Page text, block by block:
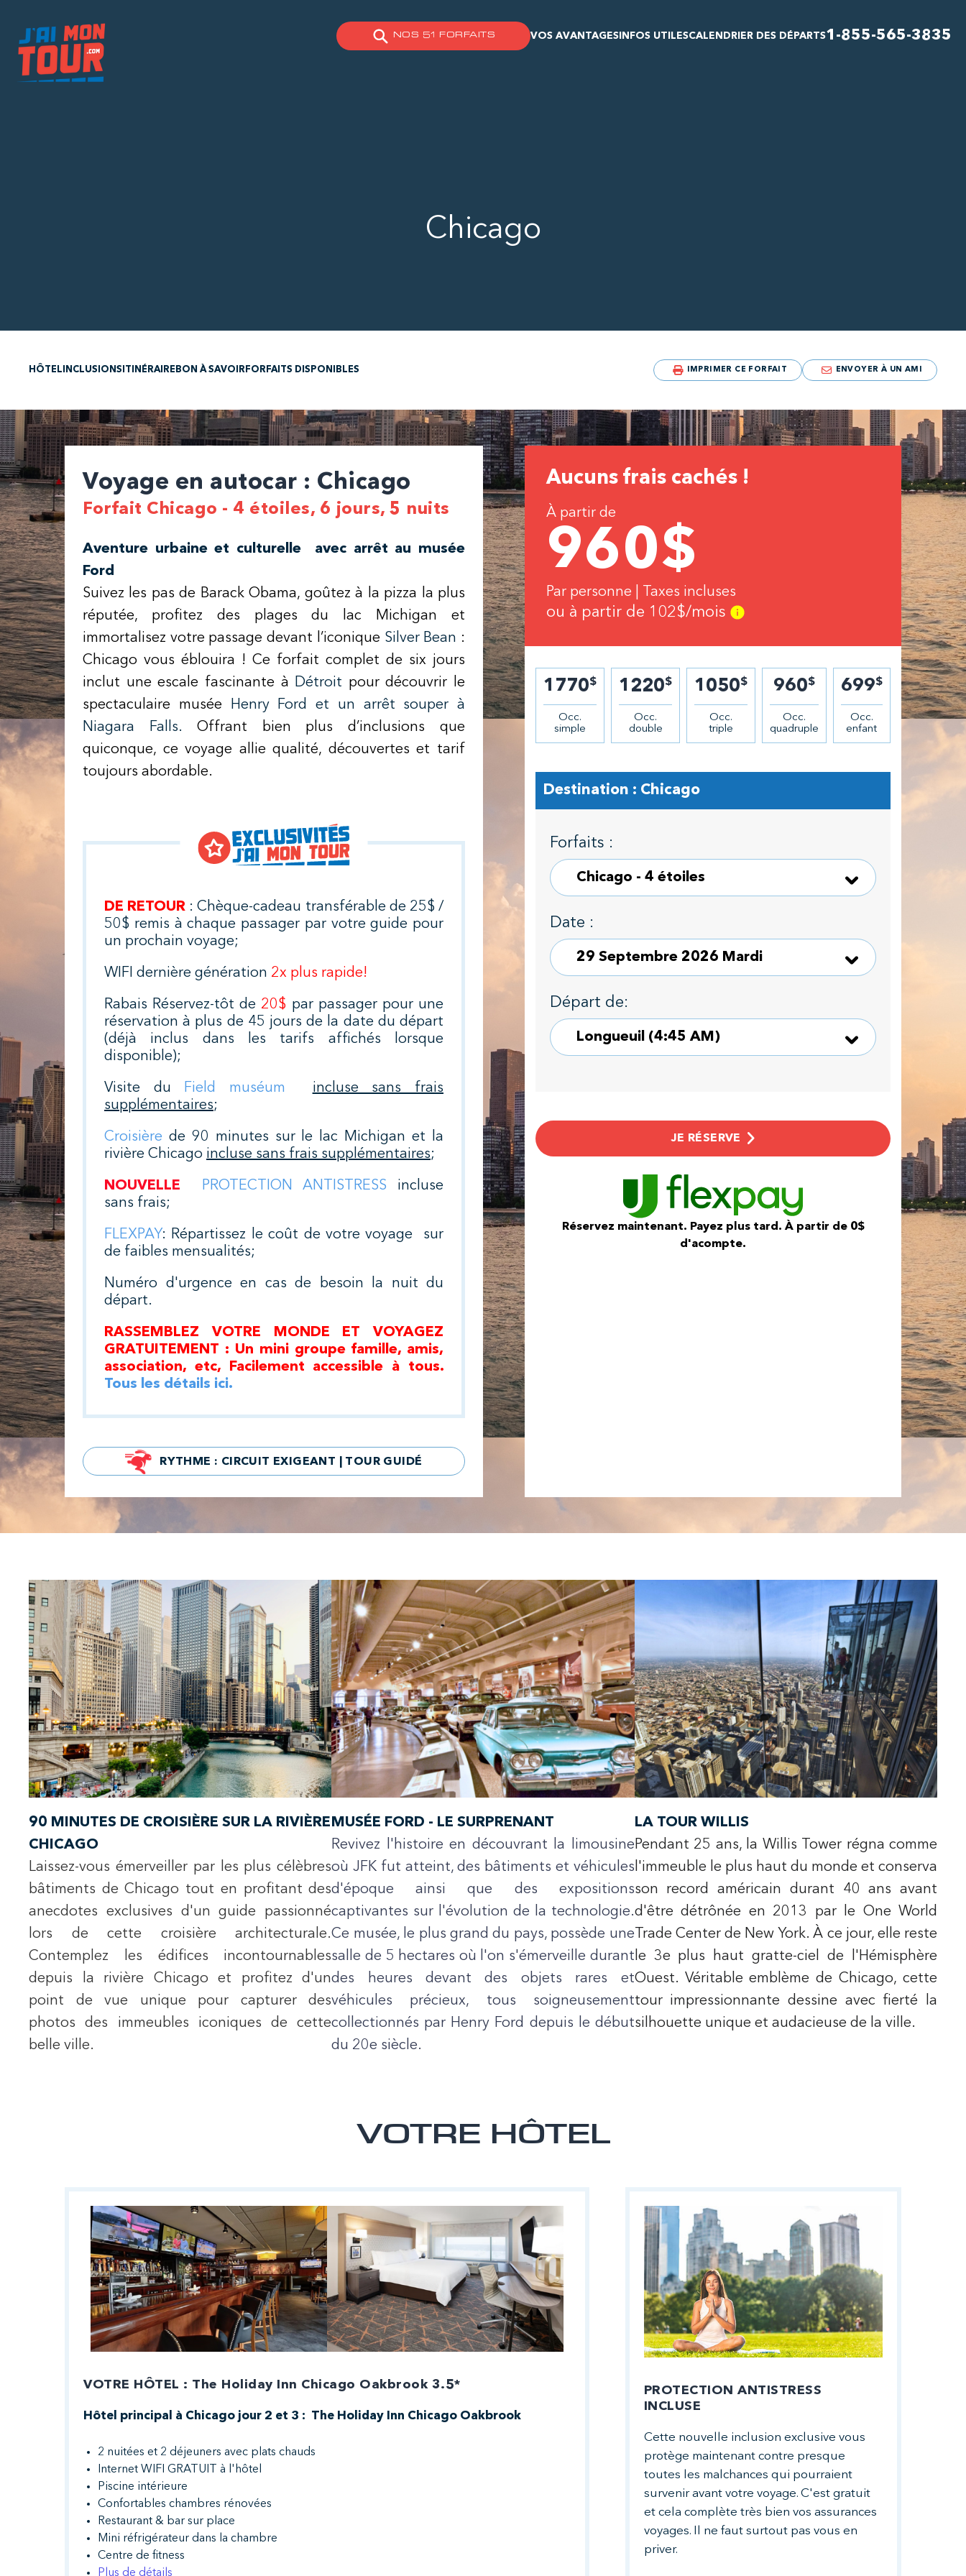
NOS 51 FORFAITS VOS AVANTAGES INFOS UTILESCALENDRIER DES DÉPARTS1-855-565-3835
Chicago
HÔTEL INCLUSIONS ITINÉRAIRE BON À SAVOIR FORFAITS DISPONIBLES IMPRIMER CE FORFAIT ENVOYER À UN AMI
Voyage en autocar : Chicago
Forfait Chicago - 4 étoiles, 6 jours, 5 nuits
Aventure urbaine et culturelle avec arrêt au musée
Ford
Suivez les pas de Barack Obama, goûtez à la pizza la plus
réputée, profitez des plages du lac Michigan et
immortalisez votre passage devant l’iconique Silver Bean :
Chicago vous éblouira ! Ce forfait complet de six jours
inclut une escale fascinante à Détroit pour découvrir le
spectaculaire musée Henry Ford et un arrêt souper à
Niagara Falls. Offrant bien plus d’inclusions que
quiconque, ce voyage allie qualité, découvertes et tarif
toujours abordable.
DE RETOUR : Chèque-cadeau transférable de 25$ /
50$ remis à chaque passager par votre guide pour
un prochain voyage;
WIFI dernière génération 2x plus rapide!
Rabais Réservez-tôt de 20$ par passager pour une
réservation à plus de 45 jours de la date du départ
(déjà inclus dans les tarifs affichés lorsque
disponible);
Visite du Field muséum
incluse sans frais
supplémentaires;
Croisière de 90 minutes sur le lac Michigan et la
rivière Chicago incluse sans frais supplémentaires;
NOUVELLE PROTECTION ANTISTRESS incluse
sans frais;
FLEXPAY: Répartissez le coût de votre voyage sur
de faibles mensualités;
Numéro d'urgence en cas de besoin la nuit du
départ.
RASSEMBLEZ VOTRE MONDE ET VOYAGEZ
GRATUITEMENT : Un mini groupe famille, amis,
association, etc, Facilement accessible à tous.
Tous les détails ici.
RYTHME : CIRCUIT EXIGEANT | TOUR GUIDÉ
Aucuns frais cachés !
À partir de
960$
Par personne | Taxes incluses
ou à partir de 102$/mois
1770$
Occ.
simple
1220$
Occ.
double
1050$
Occ.
triple
960$
Occ.
quadruple
699$
Occ.
enfant
Destination : Chicago
Forfaits :
Date :
Départ de:
JE RÉSERVE
Réservez maintenant. Payez plus tard. À partir de 0$
d'acompte.
90 MINUTES DE CROISIÈRE SUR LA RIVIÈRE
CHICAGO
Laissez-vous émerveiller par les plus célèbres
bâtiments de Chicago tout en profitant des
anecdotes exclusives d'un guide passionné
lors de cette croisière architecturale.
Contemplez les édifices incontournables
depuis la rivière Chicago et profitez d'un
point de vue unique pour capturer des
photos des immeubles iconiques de cette
belle ville.
MUSÉE FORD - LE SURPRENANT
Revivez l'histoire en découvrant la limousine
où JFK fut atteint, des bâtiments et véhicules
d'époque ainsi que des expositions
captivantes sur l'évolution de la technologie.
Ce musée, le plus grand du pays, possède une
salle de 5 hectares où l'on s'émerveille durant
des heures devant des objets rares et
véhicules précieux, tous soigneusement
collectionnés par Henry Ford depuis le début
du 20e siècle.
LA TOUR WILLIS
Pendant 25 ans, la Willis Tower régna comme
l'immeuble le plus haut du monde et conserva
son record américain durant 40 ans avant
d'être détrônée en 2013 par le One World
Trade Center de New York. À ce jour, elle reste
le 3e plus haut gratte-ciel de l'Hémisphère
Ouest. Véritable emblème de Chicago, cette
tour impressionnante dessine avec fierté la
silhouette unique et audacieuse de la ville.
VOTRE HÔTEL
VOTRE HÔTEL : The Holiday Inn Chicago Oakbrook 3.5*
Hôtel principal à Chicago jour 2 et 3 : The Holiday Inn Chicago Oakbrook
2 nuitées et 2 déjeuners avec plats chauds
Internet WIFI GRATUIT à l'hôtel
Piscine intérieure
Confortables chambres rénovées
Restaurant & bar sur place
Mini réfrigérateur dans la chambre
Centre de fitness
Plus de détails
PROTECTION ANTISTRESS
INCLUSE
Cette nouvelle inclusion exclusive vous
protège maintenant contre presque
toutes les malchances qui pourraient
survenir avant votre voyage. C'est gratuit
et cela complète très bien vos assurances
voyages. Il ne faut surtout pas vous en
priver.